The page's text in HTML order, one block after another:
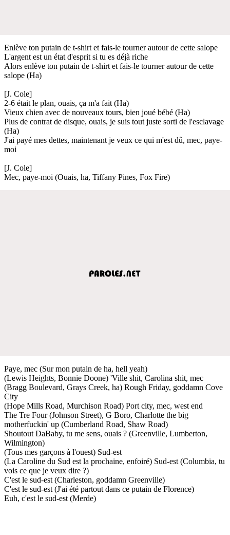
Enlève ton putain de t-shirt et fais-le tourner autour de cette salope
L'argent est un état d'esprit si tu es déjà riche
Alors enlève ton putain de t-shirt et fais-le tourner autour de cette
salope (Ha)
[J. Cole]
2-6 était le plan, ouais, ça m'a fait (Ha)
Vieux chien avec de nouveaux tours, bien joué bébé (Ha)
Plus de contrat de disque, ouais, je suis tout juste sorti de l'esclavage
(Ha)
J'ai payé mes dettes, maintenant je veux ce qui m'est dû, mec, paye-
moi
[J. Cole]
Mec, paye-moi (Ouais, ha, Tiffany Pines, Fox Fire)
Paye, mec (Sur mon putain de ha, hell yeah)
(Lewis Heights, Bonnie Doone) 'Ville shit, Carolina shit, mec
(Bragg Boulevard, Grays Creek, ha) Rough Friday, goddamn Cove
City
(Hope Mills Road, Murchison Road) Port city, mec, west end
The Tre Four (Johnson Street), G Boro, Charlotte the big
motherfuckin' up (Cumberland Road, Shaw Road)
Shoutout DaBaby, tu me sens, ouais ? (Greenville, Lumberton,
Wilmington)
(Tous mes garçons à l'ouest) Sud-est
(La Caroline du Sud est la prochaine, enfoiré) Sud-est (Columbia, tu
vois ce que je veux dire ?)
C'est le sud-est (Charleston, goddamn Greenville)
C'est le sud-est (J'ai été partout dans ce putain de Florence)
Euh, c'est le sud-est (Merde)